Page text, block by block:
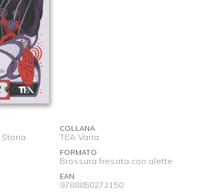
Storia
COLLANA
TEA Varia
FORMATO
Brossura fresata con alette
EAN
9788850272150